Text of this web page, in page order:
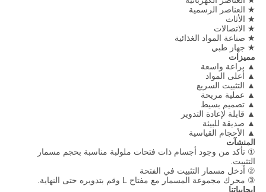
★ العناصر الرسمية
★ الأثاث
★ الاتصالات
★ صناعة المواد الغذائية
★ جهاز طبي
مميزات
▲ براعة واسعة
▲ أعلى المواد
▲ التثبيت السريع
▲ عملية مريحة
▲ تصميم بسيط
▲ قابلة لإعادة التدوير
▲ صديقة للبيئة
▲ الأحجام القياسية
المنشآت
① تأكد من وجود أجسام ذات فتحات ملولبة مناسبة بحجم مسمار
التثبيت.
② أدخل مسمار التثبيت في الفتحة
③ محرك مجموعة المسمار مع مفتاح L وقم بتدويره حتى النهاية.
إيجابياتنا